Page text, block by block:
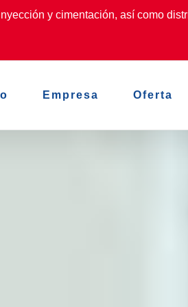
y cimentación, así como
Empresa Oferta